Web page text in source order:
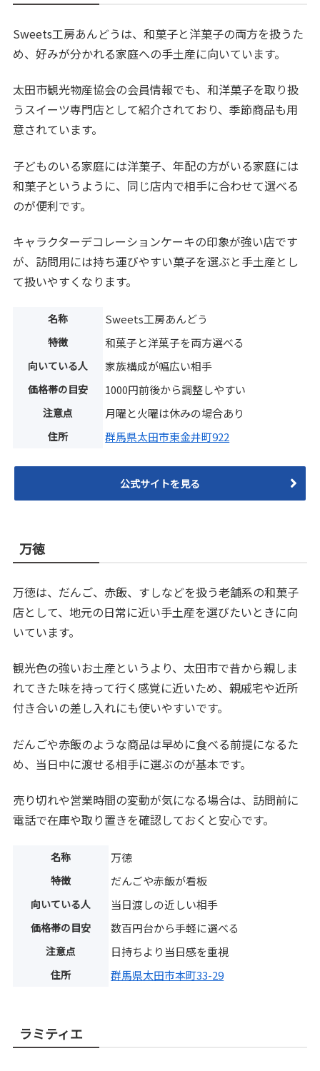
Sweets工房あんどうは、和菓子と洋菓子の両方を扱うた
め、好みが分かれる家庭への手土産に向いています。
太田市観光物産協会の会員情報でも、和洋菓子を取り扱
うスイーツ専門店として紹介されており、季節商品も用
意されています。
子どものいる家庭には洋菓子、年配の方がいる家庭には
和菓子というように、同じ店内で相手に合わせて選べる
のが便利です。
キャラクターデコレーションケーキの印象が強い店です
が、訪問用には持ち運びやすい菓子を選ぶと手土産とし
て扱いやすくなります。
名称 Sweets工房あんどう
特徴 和菓子と洋菓子を両方選べる
向いている人 家族構成が幅広い相手
価格帯の目安 1000円前後から調整しやすい
注意点 月曜と火曜は休みの場合あり
住所 群馬県太田市東金井町922
公式サイトを見る
万徳
万徳は、だんご、赤飯、すしなどを扱う老舗系の和菓子
店として、地元の日常に近い手土産を選びたいときに向
いています。
観光色の強いお土産というより、太田市で昔から親しま
れてきた味を持って行く感覚に近いため、親戚宅や近所
付き合いの差し入れにも使いやすいです。
だんごや赤飯のような商品は早めに食べる前提になるた
め、当日中に渡せる相手に選ぶのが基本です。
売り切れや営業時間の変動が気になる場合は、訪問前に
電話で在庫や取り置きを確認しておくと安心です。
名称 万徳
特徴 だんごや赤飯が看板
向いている人 当日渡しの近しい相手
価格帯の目安 数百円台から手軽に選べる
注意点 日持ちより当日感を重視
住所 群馬県太田市本町33-29
ラミティエ